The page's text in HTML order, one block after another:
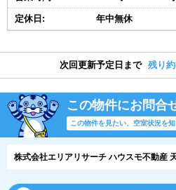
定休日: 年中無休
次回更新予定日まで 残り
この物件にお問合
この物件を見たい、空室状況を
株式会社エリアリサーチ ハウスモ不動産